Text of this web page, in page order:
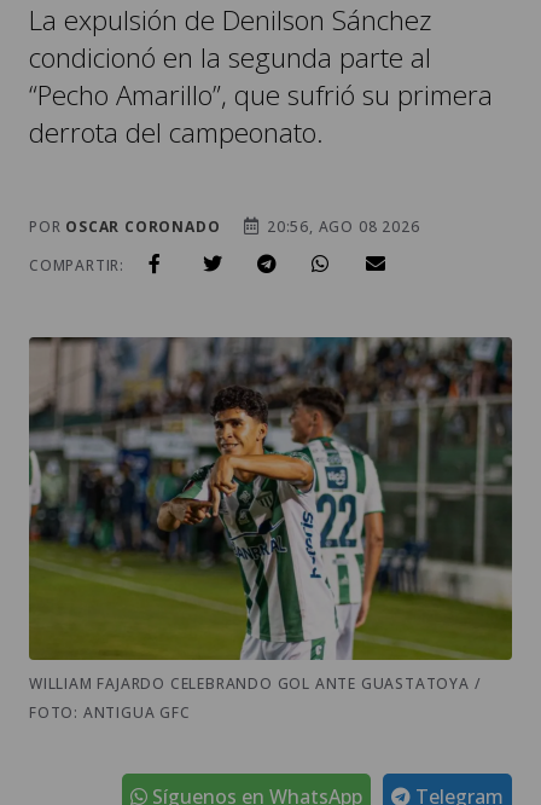
La expulsión de Denilson Sánchez
condicionó en la segunda parte al
“Pecho Amarillo”, que sufrió su primera
derrota del campeonato.
POR OSCAR CORONADO
20:56, AGO 08 2026
COMPARTIR:
WILLIAM FAJARDO CELEBRANDO GOL ANTE GUASTATOYA /
FOTO: ANTIGUA GFC
Telegram
Síguenos en WhatsApp